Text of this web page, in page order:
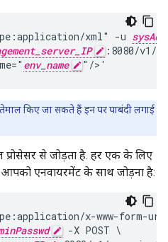
xml" -u
:8080/v1/
env_name "/>'
किए जा सकते हैं इन पर पाबंदी लगाई
से जोड़ता है. हर एक के लिए
एनवायरमेंट के साथ जोड़ना है:
x-www-form-
-X POST \